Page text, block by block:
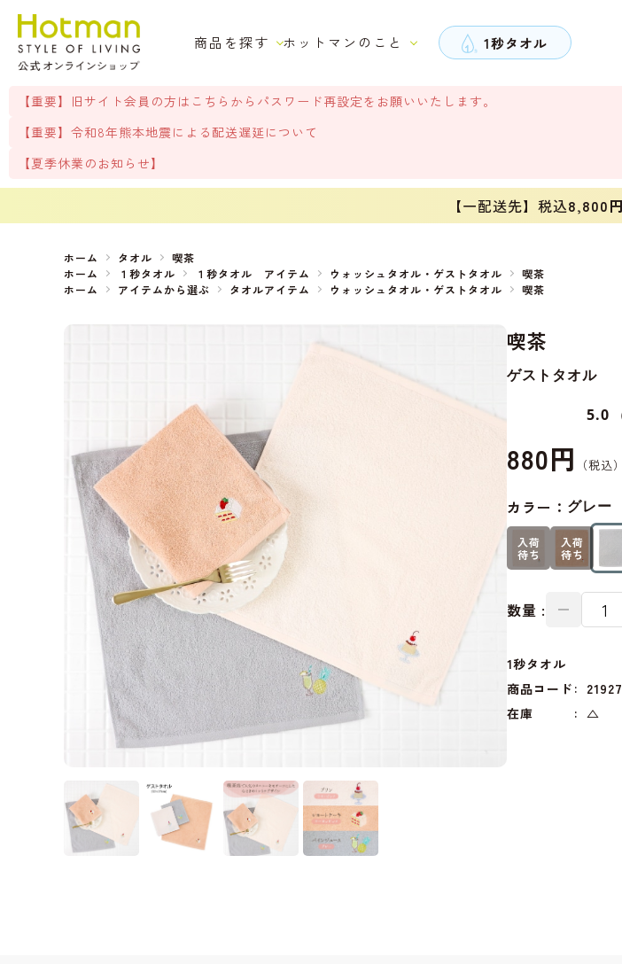
商品を探す ホットマンのこと 1秒タオル
【重要】旧サイト会員の方はこちらからパスワード再設定をお願いいたします。
【重要】令和8年熊本地震による配送遅延について
【夏季休業のお知らせ】
【一配送先】税込8,800円
ホーム タオル
喫茶
ホーム
１秒タオル １秒タオル アイテム ウォッシュタオル・ゲストタオル
喫茶
ホーム
アイテムから選ぶ タオルアイテム ウォッシュタオル・ゲストタオル 喫茶
喫茶
ゲストタオル
5.0
880円
カラー： グレー
入荷
待ち
入荷
待ち
数量 :
1秒タオル
商品コード
在庫
△